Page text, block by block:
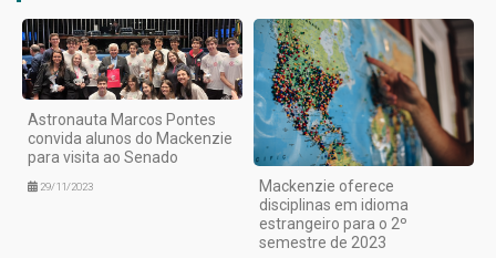
Astronauta Marcos Pontes
convida alunos do Mackenzie
para visita ao Senado
29/11/2023
Mackenzie oferece
disciplinas em idioma
estrangeiro para o 2º
semestre de 2023